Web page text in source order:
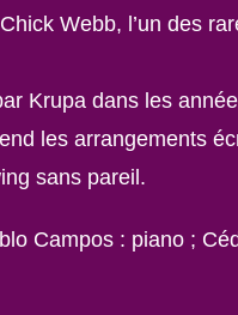
Webb, l’un des
dans les
les arrangements
sans pareil.
Campos : piano ;